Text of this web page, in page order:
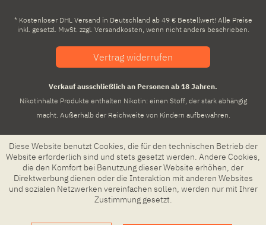
* Kostenloser DHL Versand in Deutschland ab 49 € Bestellwert! Alle Preise
inkl. gesetzl. MwSt. zzgl. Versandkosten, wenn nicht anders beschrieben.
Vertrag widerrufen
Verkauf ausschließlich an Personen ab 18 Jahren.
Nikotinhalte Produkte enthalten Nikotin: einen Stoff, der stark abhängig
macht. Außerhalb der Reichweite von Kindern aufbewahren.
Diese Website benutzt Cookies, die für den technischen Betrieb der
Website erforderlich sind und stets gesetzt werden. Andere Cookies,
die den Komfort bei Benutzung dieser Website erhöhen, der
Direktwerbung dienen oder die Interaktion mit anderen Websites
und sozialen Netzwerken vereinfachen sollen, werden nur mit Ihrer
Zustimmung gesetzt.